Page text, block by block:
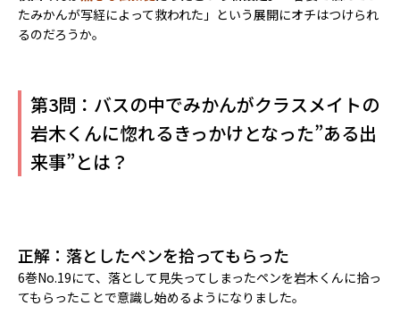
たみかんが写経によって救われた」という展開にオチはつけられ
るのだろうか。
第3問：バスの中でみかんがクラスメイトの
岩木くんに惚れるきっかけとなった”ある出
来事”とは？
正解：落としたペンを拾ってもらった
6巻No.19にて、落として見失ってしまったペンを岩木くんに拾っ
てもらったことで意識し始めるようになりました。